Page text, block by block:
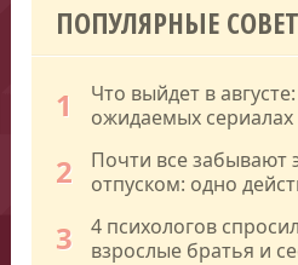
ПОПУЛЯРНЫЕ
1
Что выйдет в
ожидаемых сериалах
2
Почти все забывают
отпуском: одно
3
4 психологов
взрослые братья и